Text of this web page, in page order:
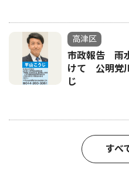
高津区
市政報告 雨
けて 公明党
じ
すべ